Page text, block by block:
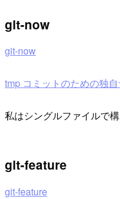
git-now
git-now
tmp コミットのための独
私はシングルファイルで
git-feature
git-feature